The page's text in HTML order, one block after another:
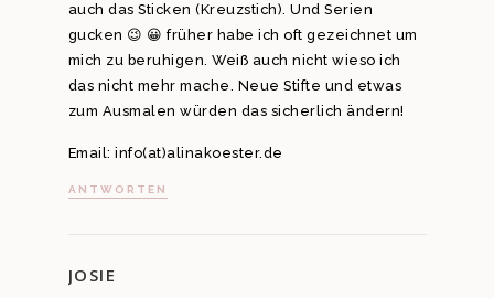
auch das Sticken (Kreuzstich). Und Serien
gucken 😉 😀 früher habe ich oft gezeichnet um
mich zu beruhigen. Weiß auch nicht wieso ich
das nicht mehr mache. Neue Stifte und etwas
zum Ausmalen würden das sicherlich ändern!
Email: info(at)alinakoester.de
ANTWORTEN
JOSIE